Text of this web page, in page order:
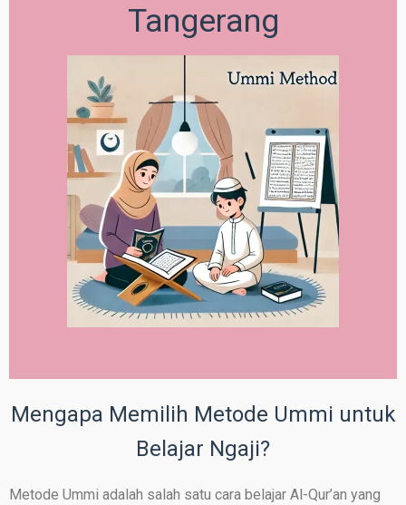
Tangerang
Mengapa Memilih Metode Ummi untuk
Belajar Ngaji?
Metode Ummi adalah salah satu cara belajar Al-Qur’an yang